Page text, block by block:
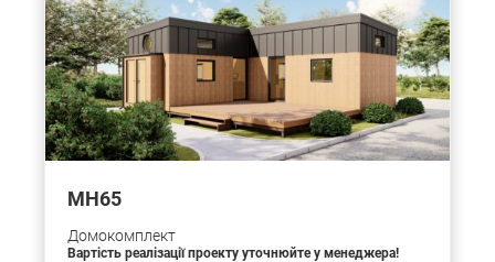
МН65
Домокомплект
Вартість реалізації проекту уточнюйте у менеджера!